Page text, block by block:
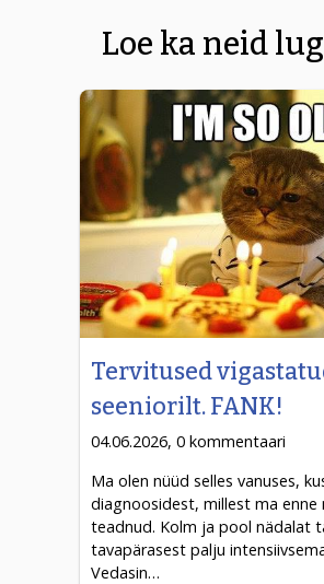
Loe ka neid
Tervitused
seeniorilt. FANK!
04.06.2026, 0 kommentaari
Ma olen nüüd selles vanuses,
diagnoosidest, millest ma enne
teadnud. Kolm ja pool nädalat
tavapärasest palju
Vedasin…